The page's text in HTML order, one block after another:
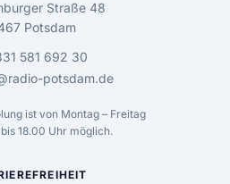
Straße 48
Potsdam
581 692 30
potsdam.de
ist von Montag – Freitag
18.00 Uhr möglich.